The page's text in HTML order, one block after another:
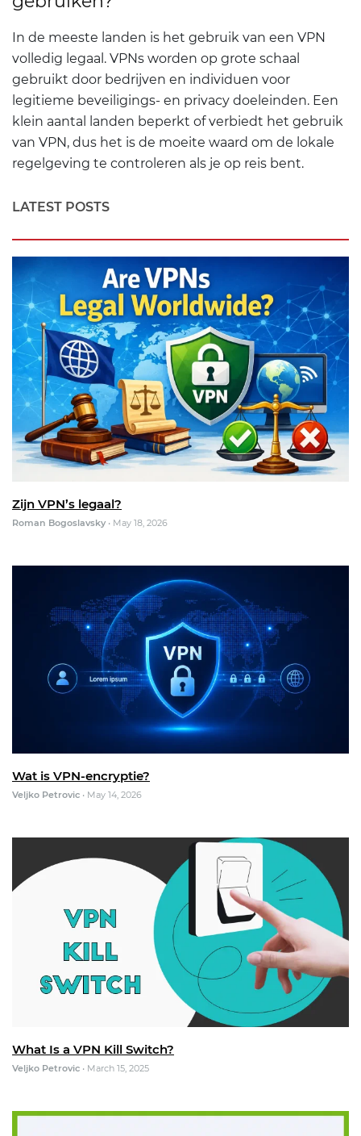
In de meeste landen is het gebruik van een VPN
volledig legaal. VPNs worden op grote schaal
gebruikt door bedrijven en individuen voor
legitieme beveiligings- en privacy doeleinden. Een
klein aantal landen beperkt of verbiedt het gebruik
van VPN, dus het is de moeite waard om de lokale
regelgeving te controleren als je op reis bent.
LATEST POSTS
Zijn VPN’s legaal?
Roman Bogoslavsky • May 18, 2026
Wat is VPN-encryptie?
Veljko Petrovic • May 14, 2026
What Is a VPN Kill Switch?
Veljko Petrovic • March 15, 2025